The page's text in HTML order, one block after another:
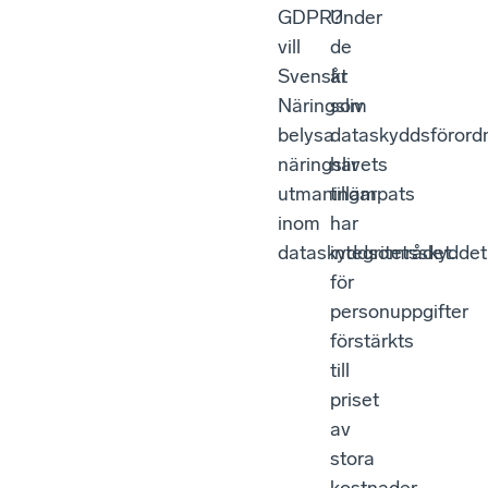
GDPR?
vill
Svenskt
Näringsliv
belysa
näringslivets
utmaningar
inom
dataskyddsområdet.
Under
de
år
som
har
tillämpats
har
integritetsskyddet
för
personuppgifter
förstärkts
till
priset
av
stora